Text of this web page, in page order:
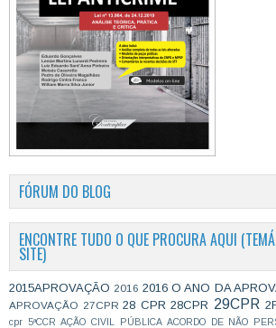
FÓRUM DO BLOG
ENCONTRE TUDO O QUE PROCURA AQUI
SITE)
2015APROVAÇÃO 2016 2016 O ANO DA
APROVAÇÃO 27CPR 28 CPR 28CPR 29CPR
cpr
5ªCCR AÇÃO CIVIL PÚBLICA ACORDO DE NÃO